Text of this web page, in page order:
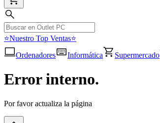
⭐Nuestro Top Ventas⭐
Ordenadores
Informática Supermercado
Error interno.
Por favor actualiza la página